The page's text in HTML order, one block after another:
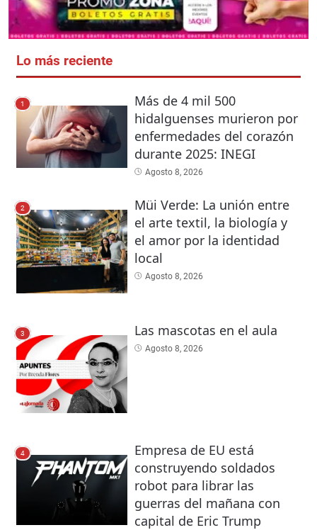
Lo más reciente
1
Más de 4 mil 500
hidalguenses murieron por
enfermedades del corazón
durante 2025: INEGI
Agosto 8, 2026
2
Müi Verde: La unión entre
el arte textil, la biología y
el amor por la identidad
local
Agosto 8, 2026
3 Las mascotas en el aula
Agosto 8, 2026
4
Empresa de EU está
construyendo soldados
robot para librar las
guerras del mañana con
capital de Eric Trump